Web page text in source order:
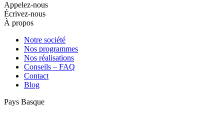
Appelez-nous
Écrivez-nous
À propos
Notre société
Nos programmes
Nos réalisations
Conseils – FAQ
Contact
Blog
Pays Basque